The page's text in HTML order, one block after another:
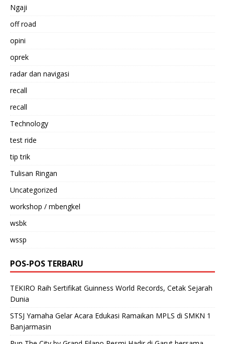
Ngaji
off road
opini
oprek
radar dan navigasi
recall
recall
Technology
test ride
tip trik
Tulisan Ringan
Uncategorized
workshop / mbengkel
wsbk
wssp
POS-POS TERBARU
TEKIRO Raih Sertifikat Guinness World Records, Cetak Sejarah
Dunia
STSJ Yamaha Gelar Acara Edukasi Ramaikan MPLS di SMKN 1
Banjarmasin